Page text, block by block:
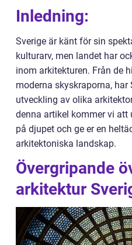
Inledning:
Sverige är känt för sin
kulturarv, men landet har
inom arkitekturen. Från de
moderna skyskraporna, har
utveckling av olika
denna artikel kommer vi att
på djupet och ge er en
arkitektoniska landskap.
Övergripande
arkitektur